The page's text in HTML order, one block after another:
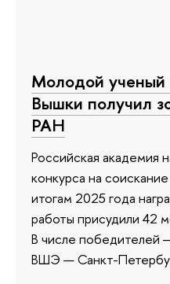
Молодой ученый
Вышки получил
РАН
Российская академия
конкурса на
итогам 2025 года
работы присудили 42
В числе победителей
ВШЭ — Санкт-